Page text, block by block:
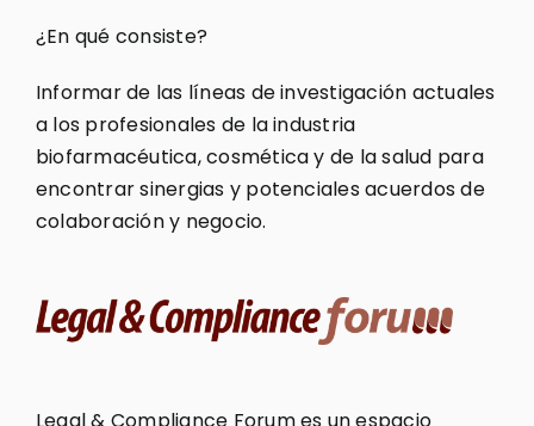
¿En qué consiste?
Informar de las líneas de investigación actuales
a los profesionales de la industria
biofarmacéutica, cosmética y de la salud para
encontrar sinergias y potenciales acuerdos de
colaboración y negocio.